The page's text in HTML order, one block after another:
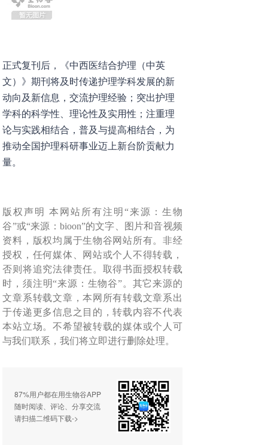
正式复刊后，《中西医结合护理（中英
文）》期刊将及时传递护理学科发展的新
动向及新信息，交流护理经验；突出护理
学科的科学性、理论性及实用性；注重理
论与实践相结合，普及与提高相结合，为
推动全国护理科研事业迈上新台阶贡献力
量。
版权声明 本网站所有注明“来源：生物
谷”或“来源：bioon”的文字、图片和音视频
资料，版权均属于生物谷网站所有。非经
授权，任何媒体、网站或个人不得转载，
否则将追究法律责任。取得书面授权转载
时，须注明“来源：生物谷”。其它来源的
文章系转载文章，本网所有转载文章系出
于传递更多信息之目的，转载内容不代表
本站立场。不希望被转载的媒体或个人可
与我们联系，我们将立即进行删除处理。
87%用户都在用生物谷APP
随时阅读、评论、分享交流
请扫描二维码下载->